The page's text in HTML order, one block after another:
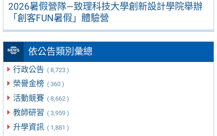
2026暑假營隊—致理科技大學創新設計學院舉辦
「創客FUN暑假」體驗營
依公告類別彙總
行政公告 ( 8,723 )
榮譽金榜 ( 360 )
活動競賽 ( 8,662 )
教師研習 ( 3,959 )
升學資訊 ( 1,881 )